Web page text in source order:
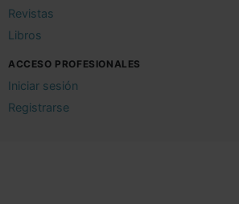
Revistas
Libros
ACCESO PROFESIONALES
Iniciar sesión
Registrarse